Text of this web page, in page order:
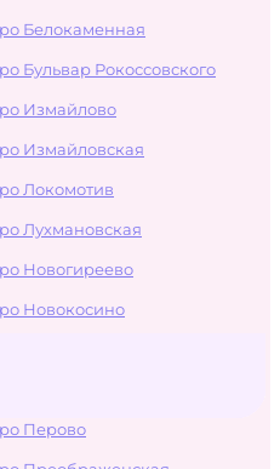
Белокаменная
Бульвар Рокоссовского
Измайлово
Измайловская
Локомотив
Лухмановская
Новогиреево
Новокосино
Перово